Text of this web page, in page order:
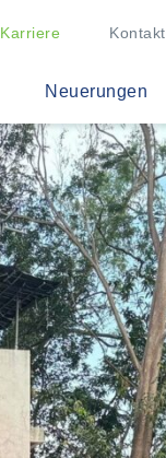
Karriere Kontakt
Neuerungen